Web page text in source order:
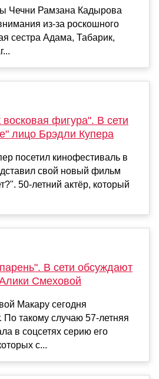
Чечни Рамзана Кадырова
из-за роскошного
сестра Адама, Табарик,
фигура". В сети
лицо Брэдли Купера
посетил кинофестиваль в
свой новый фильм
50-летний актёр, который
В сети обсуждают
Смеховой
Макару сегодня
По такому случаю 57-летняя
в соцсетях серию его
с...